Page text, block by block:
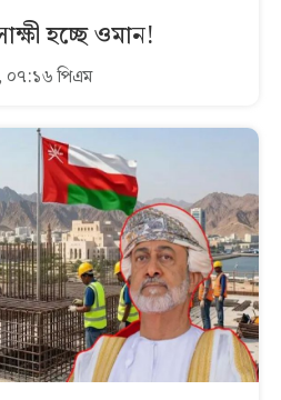
হচ্ছে ওমান!
পিএম